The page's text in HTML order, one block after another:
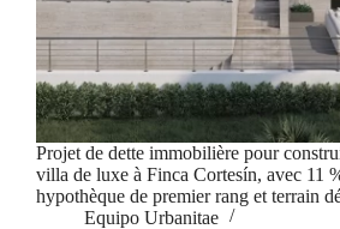
Projet de dette immobilière pour
villa de luxe à Finca Cortesín, avec 11
hypothèque de premier rang et terrain
Equipo Urbanitae